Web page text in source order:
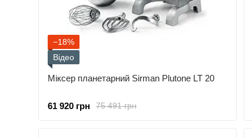
−18%
Відео
Міксер планетарний Sirman Plutone LT 20
75 491 грн
61 920 грн